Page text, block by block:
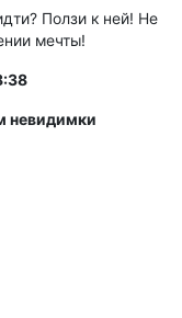
Ползи к ней! Не
мечты!
невидимки